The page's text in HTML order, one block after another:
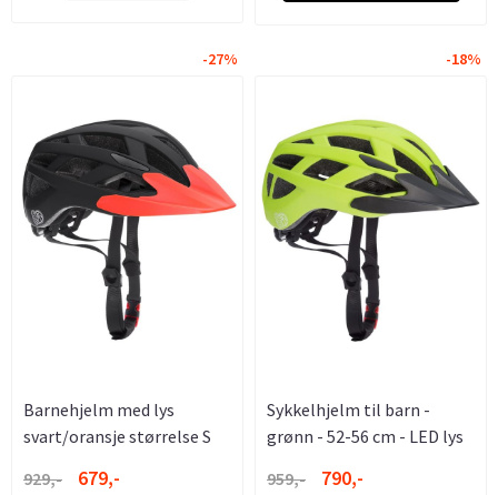
-27%
Barnehjelm med lys
svart/oransje størrelse S
929,-
679,-
-18%
Sykkelhjelm til barn -
grønn - 52-56 cm - LED lys
959,-
790,-